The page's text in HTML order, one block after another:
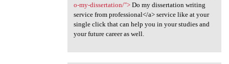
o-my-dissertation/">Do my dissertation writing
service from professional</a> service like at your
single click that can help you in your studies and
your future career as well.